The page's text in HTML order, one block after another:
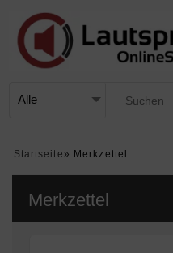
Startseite » Merkzettel
Merkzettel